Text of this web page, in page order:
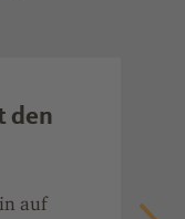
den
auf